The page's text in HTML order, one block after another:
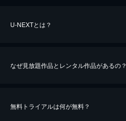
U-NEXTとは？
なぜ見放題作品とレンタル作品があるの？
無料トライアルは何が無料？